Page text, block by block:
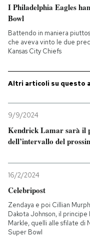
Politica
Internet
Scienza
Economia
PODCAST
NEWSLETTER
I MIEI PREFERITI
I Philadelphia Eagles
Bowl
Battendo in maniera
che aveva vinto le due
Kansas City Chiefs
Altri articoli su questo
9/9/2024
Kendrick Lamar sarà il
dell’intervallo del
16/2/2024
Celebripost
Zendaya e poi Cillian
Dakota Johnson, il principe
Markle, quelli alle sfilate di
Super Bowl